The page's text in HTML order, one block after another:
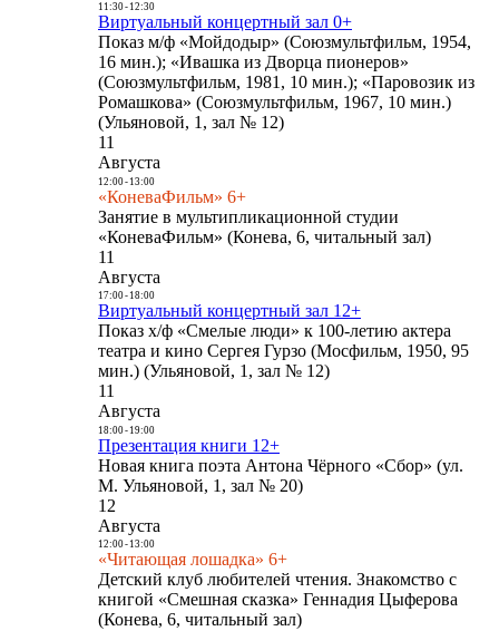
11:30- 12:30
Виртуальный концертный зал 0+
Показ м/ф «Мойдодыр» (Союзмультфильм, 1954,
16 мин.); «Ивашка из Дворца пионеров»
(Союзмультфильм, 1981, 10 мин.); «Паровозик из
Ромашкова» (Союзмультфильм, 1967, 10 мин.)
(Ульяновой, 1, зал № 12)
11
Августа
12:00- 13:00
«КоневаФильм» 6+
Занятие в мультипликационной студии
«КоневаФильм» (Конева, 6, читальный зал)
11
Августа
17:00- 18:00
Виртуальный концертный зал 12+
Показ х/ф «Смелые люди» к 100-летию актера
театра и кино Сергея Гурзо (Мосфильм, 1950, 95
мин.) (Ульяновой, 1, зал № 12)
11
Августа
18:00- 19:00
Презентация книги 12+
Новая книга поэта Антона Чёрного «Сбор» (ул.
М. Ульяновой, 1, зал № 20)
12
Августа
12:00- 13:00
«Читающая лошадка» 6+
Детский клуб любителей чтения. Знакомство с
книгой «Смешная сказка» Геннадия Цыферова
(Конева, 6, читальный зал)